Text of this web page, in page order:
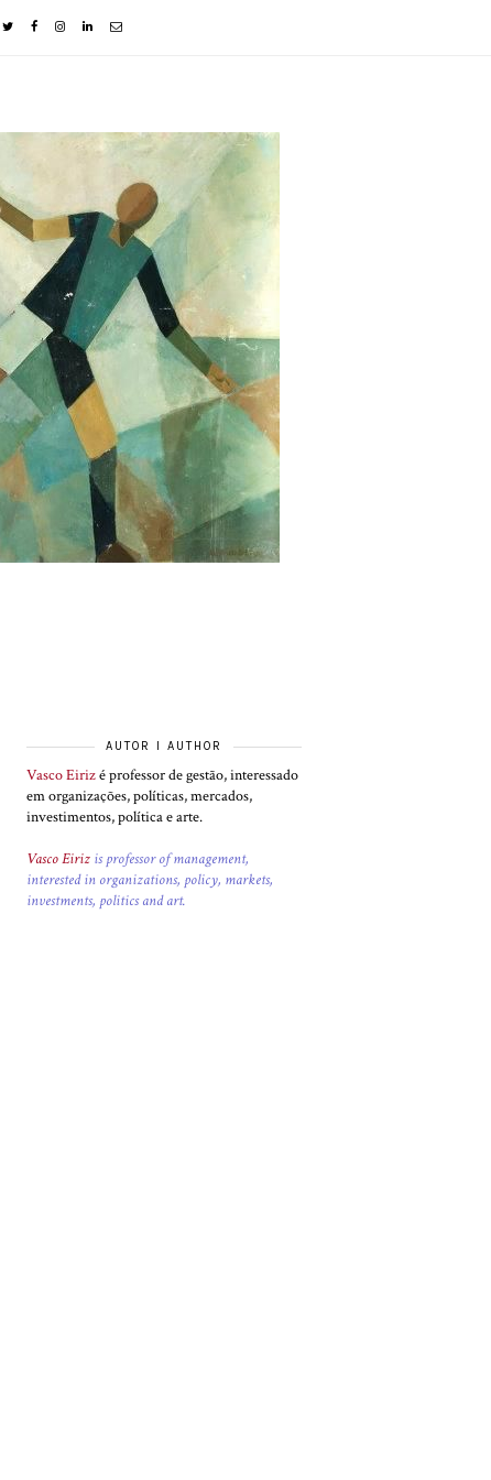
AUTOR I AUTHOR
Vasco Eirizé professor de gestão, interessado
em organizações, políticas, mercados,
investimentos, política e arte.
Vasco Eiriz is professor of management,
interested in organizations, policy, markets,
investments, politics and art.